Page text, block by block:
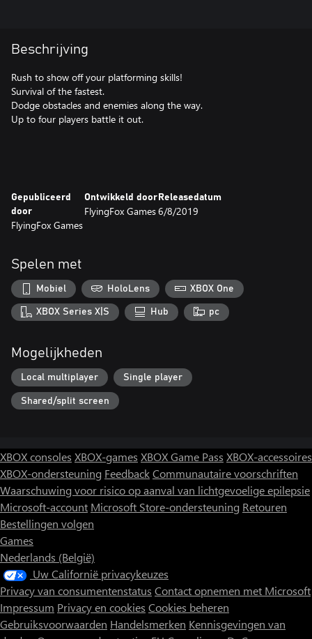
Beschrijving
Rush to show off your platforming skills!
Survival of the fastest.
Dodge obstacles and enemies along the way.
Up to four players battle it out.
Gepubliceerd
door
FlyingFox Games
Ontwikkeld door
FlyingFox Games
Releasedatum
6/8/2019
Spelen met
Mobiel HoloLens XBOX One
XBOX Series X|S Hub pc
Mogelijkheden
Local multiplayer Single player
Shared/split screen
XBOX consoles XBOX-games XBOX Game Pass XBOX-accessoires
XBOX-ondersteuning FeedbackCommunautaire voorschriften
Waarschuwing voor risico op aanval van lichtgevoelige epilepsie
Microsoft-account Microsoft Store-ondersteuning Retouren
Bestellingen volgen
Games
Nederlands (België)
Uw Californië privacykeuzes
Privacy van consumentenstatus Contact opnemen met Microsoft
Impressum Privacy en cookies Cookies beheren
Gebruiksvoorwaarden Handelsmerken Kennisgevingen van